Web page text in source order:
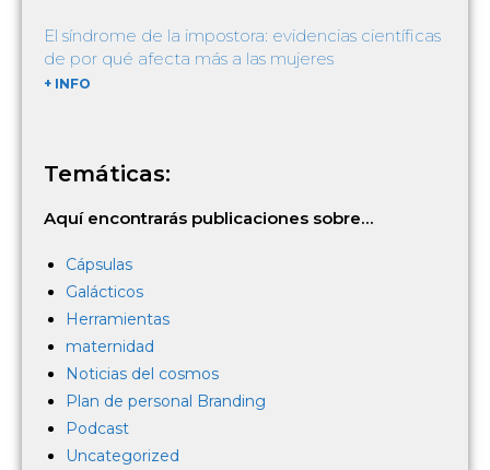
El síndrome de la impostora: evidencias científicas
de por qué afecta más a las mujeres
+ INFO
Temáticas:
Aquí encontrarás publicaciones sobre…
Cápsulas
Galácticos
Herramientas
maternidad
Noticias del cosmos
Plan de personal Branding
Podcast
Uncategorized